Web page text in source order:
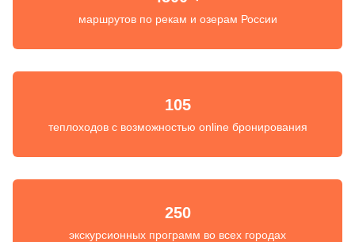
маршрутов по рекам и озерам России
105
теплоходов с возможностью online бронирования
250
экскурсионных программ во всех городах